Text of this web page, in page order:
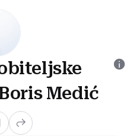
Medić